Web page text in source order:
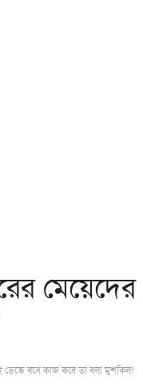
মেয়েদের
বসে কাজ করে তা বলা মুশকিল!